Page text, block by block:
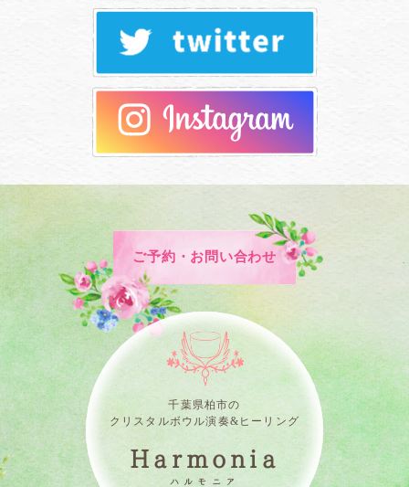
ご予約・お問い合わせ
千葉県柏市の
クリスタルボウル演奏&ヒーリング
Harmonia
ハルモニア